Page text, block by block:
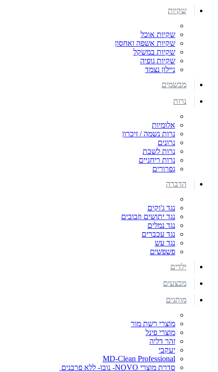
שקיות
שקיות אוכל
שקיות אשפה ואחסון
שקיות במשקל
שקיות גופיה
ניילון נצמד
מבשמים
נרות
אלומיות
נרות נשמה / זיכרון
נרונים
נרות לשבת
נרות ריחניים
גפרורים
הדברה
נגד ג'וקים
נגד יתושים וזבובים
נגד נמלים
נגד עכברים
נגד עש
פשפשים
ילדים
מבצעים
מותגים
מוצרי רשת מור
מוצרי פינל
זהר דליה
יעקבי
MD-Clean Professional
סדרת מוצרי NOVO- נובו- ללא פרבנים